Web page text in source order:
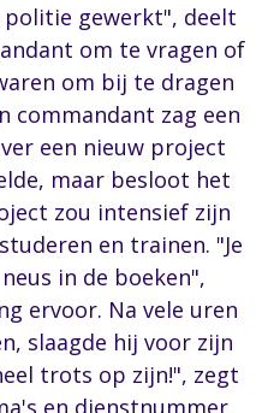
gewerkt", deelt
om te vragen of
om bij te dragen
commandant zag een
een nieuw project
maar besloot het
zou intensief zijn
en trainen. "Je
in de boeken",
ervoor. Na vele uren
slaagde hij voor zijn
trots op zijn!", zegt
en dienstnummer